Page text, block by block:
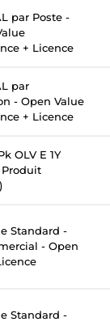
par Poste -
+ Licence
par
- Open Value
+ Licence
OLV E 1Y
Produit
Standard -
- Open
Standard -